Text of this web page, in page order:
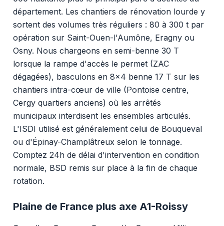
département. Les chantiers de rénovation lourde y
sortent des volumes très réguliers : 80 à 300 t par
opération sur Saint-Ouen-l'Aumône, Eragny ou
Osny. Nous chargeons en semi-benne 30 T
lorsque la rampe d'accès le permet (ZAC
dégagées), basculons en 8x4 benne 17 T sur les
chantiers intra-cœur de ville (Pontoise centre,
Cergy quartiers anciens) où les arrêtés
municipaux interdisent les ensembles articulés.
L'ISDI utilisé est généralement celui de Bouqueval
ou d'Épinay-Champlâtreux selon le tonnage.
Comptez 24h de délai d'intervention en condition
normale, BSD remis sur place à la fin de chaque
rotation.
Plaine de France plus axe A1-Roissy